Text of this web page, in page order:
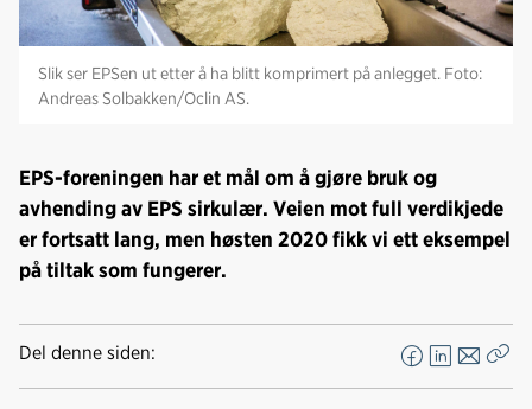
Slik ser EPSen ut etter å ha blitt komprimert på anlegget. Foto:
Andreas Solbakken/Oclin AS.
EPS-foreningen har et mål om å gjøre bruk og
avhending av EPS sirkulær. Veien mot full verdikjede
er fortsatt lang, men høsten 2020 fikk vi ett eksempel
på tiltak som fungerer.
Del denne siden:
F
a
L
i
E
-